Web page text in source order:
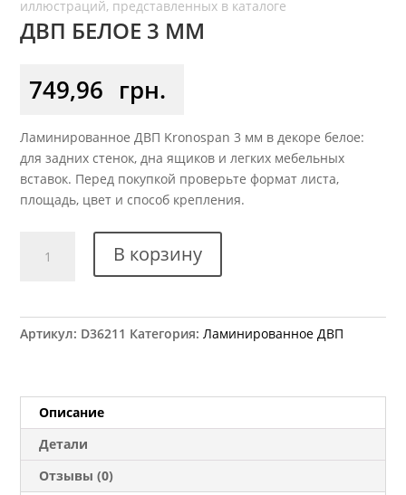
ДВП БЕЛОЕ 3 ММ
749,96 грн.
Ламинированное ДВП Kronospan 3 мм в декоре белое:
для задних стенок, дна ящиков и легких мебельных
вставок. Перед покупкой проверьте формат листа,
площадь, цвет и способ крепления.
товара
мм
В корзину
Артикул: D36211 Категория: Ламинированное ДВП
Описание
Детали
Отзывы (0)